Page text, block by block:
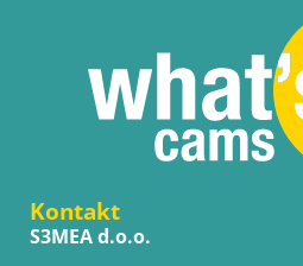
Kontakt
S3MEA d.o.o.